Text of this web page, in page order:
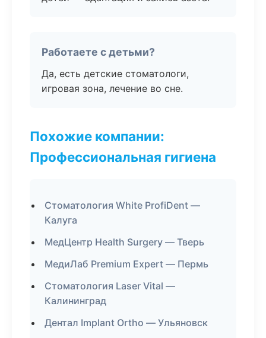
Работаете с детьми?
Да, есть детские стоматологи,
игровая зона, лечение во сне.
Похожие компании:
Профессиональная гигиена
Стоматология White ProfiDent —
Калуга
МедЦентр Health Surgery — Тверь
МедиЛаб Premium Expert — Пермь
Стоматология Laser Vital —
Калининград
Дентал Implant Ortho — Ульяновск